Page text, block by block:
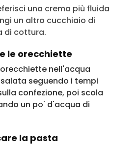
una crema più fluida
un altro cucchiaio di
di cottura.
le orecchiette
nell'acqua
seguendo i tempi
confezione, poi scola
un po' d'acqua di
la pasta